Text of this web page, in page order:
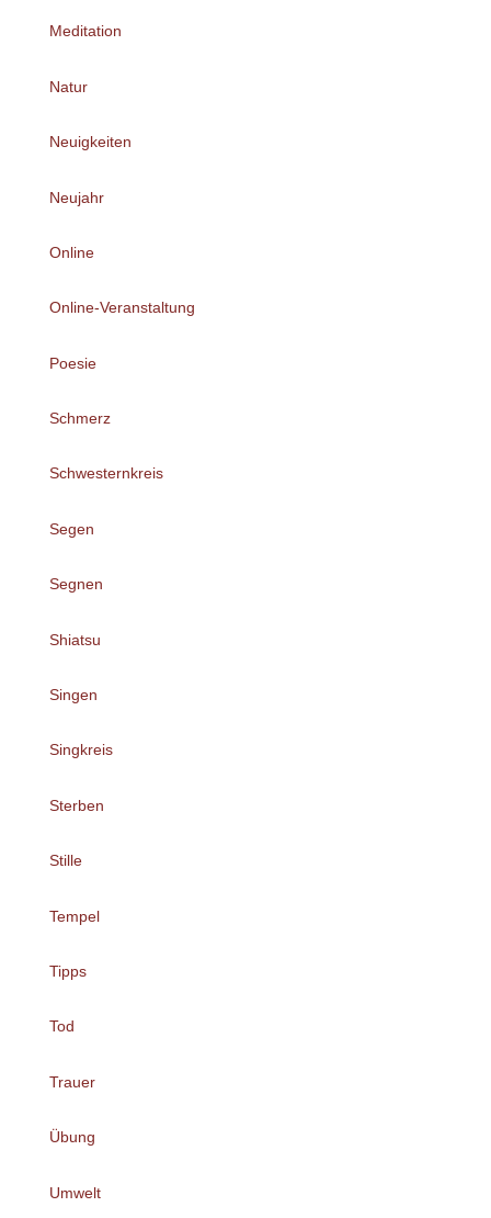
Meditation
Natur
Neuigkeiten
Neujahr
Online
Online-Veranstaltung
Poesie
Schmerz
Schwesternkreis
Segen
Segnen
Shiatsu
Singen
Singkreis
Sterben
Stille
Tempel
Tipps
Tod
Trauer
Übung
Umwelt